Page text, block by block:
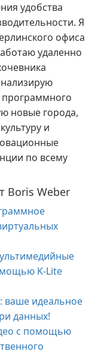
удобства
Я
офиса
удаленно
новые города,
и
по всему
Boris Weber
K-Lite
ваше идеальное
данных!
с помощью